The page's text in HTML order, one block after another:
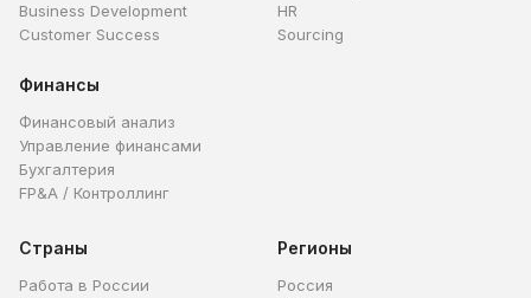
Business Development
Customer Success
HR
Sourcing
Финансы
Финансовый анализ
Управление финансами
Бухгалтерия
FP&A / Контроллинг
Страны
Работа в России
Регионы
Россия